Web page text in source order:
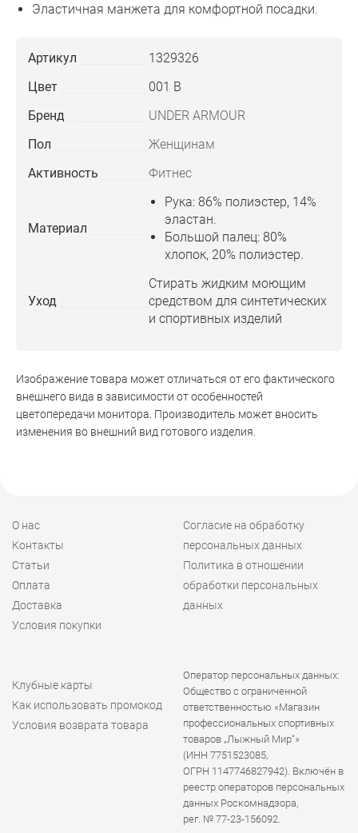
Эластичная манжета для комфортной посадки.
Артикул
1329326
Цвет
001 B
Бренд
UNDER ARMOUR
Пол
Женщинам
Активность
Фитнес
Материал
Рука: 86% полиэстер, 14%
эластан.
Большой палец: 80%
хлопок, 20% полиэстер.
Уход
Стирать жидким моющим
средством для синтетических
и спортивных изделий
Изображение товара может отличаться от его фактического
внешнего вида в зависимости от особенностей
цветопередачи монитора. Производитель может вносить
изменения во внешний вид готового изделия.
О нас
Контакты
Статьи
Оплата
Доставка
Условия покупки
Согласие на обработку
персональных данных
Политика в отношении
обработки персональных
данных
Клубные карты
Как использовать промокод
Условия возврата товара
Оператор персональных данных:
Общество с ограниченной
ответственностью «Магазин
профессиональных спортивных
товаров „Лыжный Мир“»
(ИНН 7751523085,
ОГРН 1147746827942). Включён в
реестр операторов персональных
данных Роскомнадзора,
рег. № 77-23-156092.